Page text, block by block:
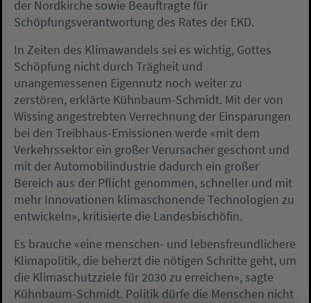
der Nordkirche sowie Beauftragte für
Schöpfungsverantwortung des Rates der EKD.
In Zeiten des Klimawandels sei es wichtig, Gottes
Schöpfung nicht durch Trägheit und
unangemessenen Eigennutz noch weiter zu
zerstören, erklärte Kühnbaum-Schmidt. Mit der von
Wissing angestrebten Verrechnung der Einsparungen
bei den Treibhaus-Emissionen werde «mit dem
Verkehrssektor ein großer Verursacher geschont und
mit der Automobilindustrie dadurch ein großer
Bereich aus der Pflicht genommen, schneller und mit
mehr Innovationen klimaschonende Technologien zu
entwickeln», kritisierte die Landesbischöfin.
Es brauche «eine menschen- und lebensfreundlichere
Klimapolitik, die beherzt die nötigen Schritte geht, um
die Klimaschutzziele für 2030 zu erreichen», sagte
Kühnbaum-Schmidt. Politik dürfe die Menschen nicht